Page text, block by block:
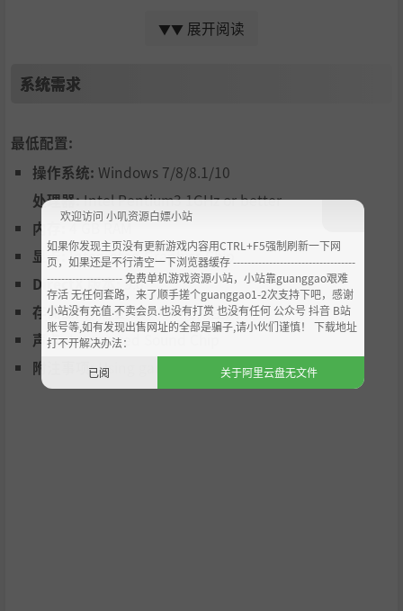
为了追求刺激而投身于战场的大小姐
摔角练习生天田
为了展示摔角技巧的强大而奋斗的摔角练习生
▼▼ 展开阅读
系统需求
最低配置:
操作系统: Windows 7/8/8.1/10
处理器:Intel Pentium3 1GHz or better
内存:4 GB RAM
显卡:Integrated Graphics Chip
DirectX 版本:9.0
存储空间:需要 250 MB 可用空间
声卡:Integrated Sound Chip
附注事项:Using gamepad is highly recommended.
欢迎访问 小叽资源白嫖小站
如果你发现主页没有更新游戏内容用CTRL+F5强制刷新一下网
页，如果还是不行清空一下浏览器缓存 ----------------------------------
--------------------- 免费单机游戏资源小站，小站靠guanggao艰难
存活 无任何套路，来了顺手搓个guanggao1-2次支持下吧，感谢
小站没有充值.不卖会员.也没有打赏 也没有任何 公众号 抖音 B站
账号等,如有发现出售网址的全部是骗子,请小伙们谨慎！ 下载地址
打不开解决办法：
已阅
关于阿里云盘无文件